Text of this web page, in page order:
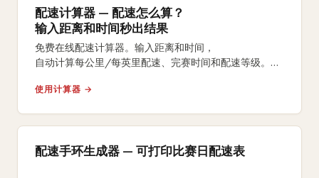
配速计算器 — 配速怎么算？
输入距离和时间秒出结果
免费在线配速计算器。输入距离和时间，
自动计算每公里/每英里配速、完赛时间和配速等级。
使用计算器 →
配速手环生成器 — 可打印比赛日配速表